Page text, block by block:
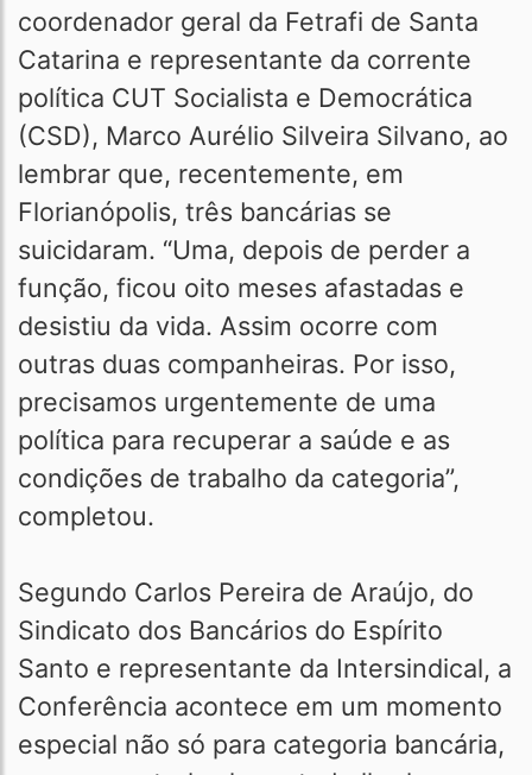
coordenador geral da Fetrafi de Santa
Catarina e representante da corrente
política CUT Socialista e Democrática
(CSD), Marco Aurélio Silveira Silvano, ao
lembrar que, recentemente, em
Florianópolis, três bancárias se
suicidaram. “Uma, depois de perder a
função, ficou oito meses afastadas e
desistiu da vida. Assim ocorre com
outras duas companheiras. Por isso,
precisamos urgentemente de uma
política para recuperar a saúde e as
condições de trabalho da categoria”,
completou.
Segundo Carlos Pereira de Araújo, do
Sindicato dos Bancários do Espírito
Santo e representante da Intersindical, a
Conferência acontece em um momento
especial não só para categoria bancária,